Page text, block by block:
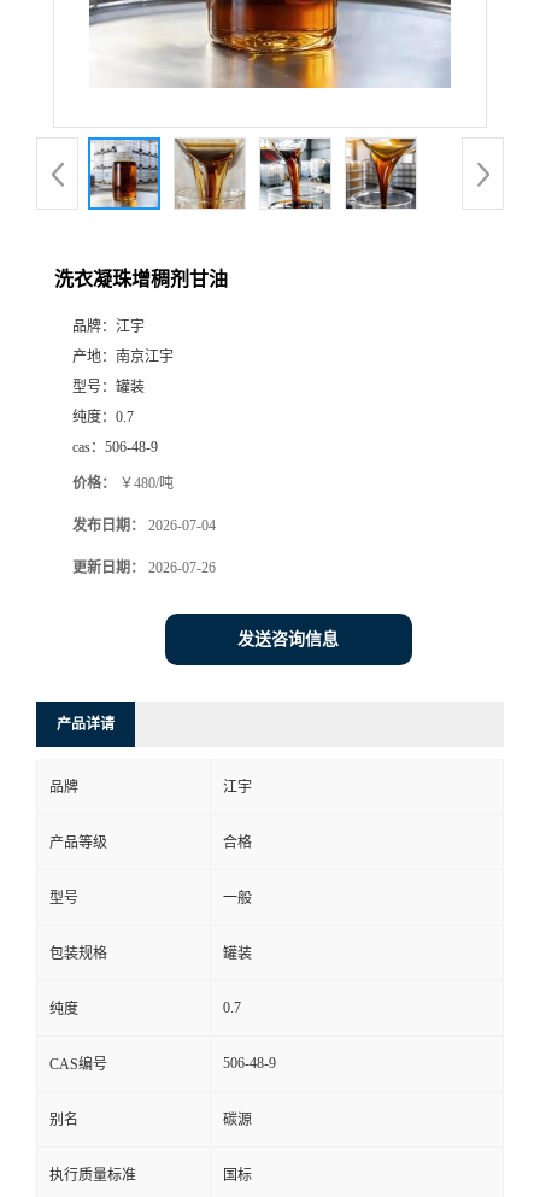
洗衣凝珠增稠剂甘油
品牌： 江宇
产地： 南京江宇
型号： 罐装
纯度： 0.7
cas： 506-48-9
价格： ￥480/吨
发布日期： 2026-07-04
更新日期： 2026-07-26
发送咨询信息
产品详请
品牌 江宇
产品等级 合格
型号 一般
包装规格 罐装
纯度 0.7
CAS编号 506-48-9
别名 碳源
执行质量标准 国标